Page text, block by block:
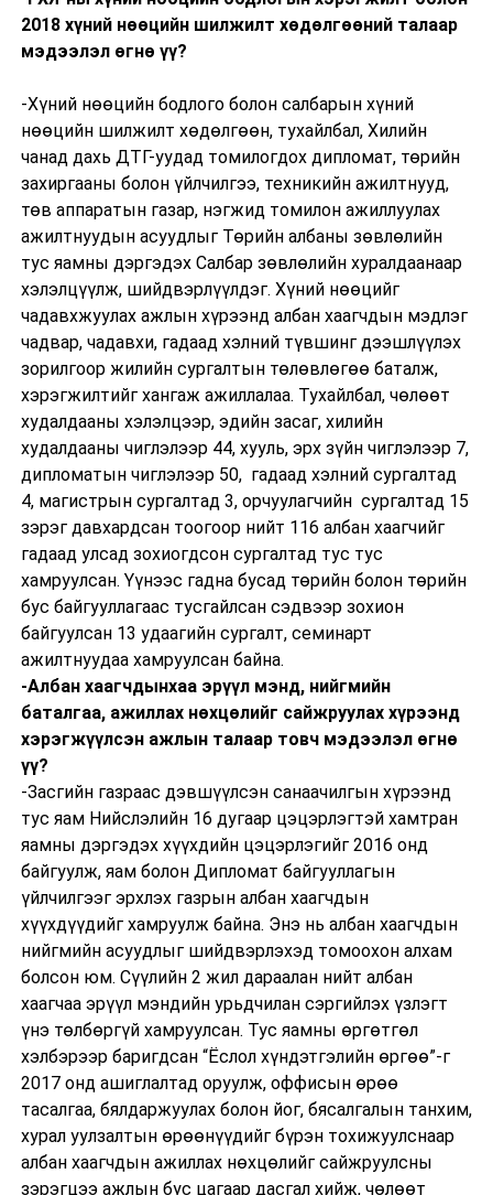
2018 хүний нөөцийн шилжилт хөдөлгөөний талаар
мэдээлэл өгнө үү?
-Хүний нөөцийн бодлого болон салбарын хүний
нөөцийн шилжилт хөдөлгөөн, тухайлбал, Хилийн
чанад дахь ДТГ-уудад томилогдох дипломат, төрийн
захиргааны болон үйлчилгээ, техникийн ажилтнууд,
төв аппаратын газар, нэгжид томилон ажиллуулах
ажилтнуудын асуудлыг Төрийн албаны зөвлөлийн
тус яамны дэргэдэх Салбар зөвлөлийн хуралдаанаар
хэлэлцүүлж, шийдвэрлүүлдэг. Хүний нөөцийг
чадавхжуулах ажлын хүрээнд албан хаагчдын мэдлэг
чадвар, чадавхи, гадаад хэлний түвшинг дээшлүүлэх
зорилгоор жилийн сургалтын төлөвлөгөө баталж,
хэрэгжилтийг хангаж ажиллалаа. Тухайлбал, чөлөөт
худалдааны хэлэлцээр, эдийн засаг, хилийн
худалдааны чиглэлээр 44, хууль, эрх зүйн чиглэлээр 7,
дипломатын чиглэлээр 50, гадаад хэлний сургалтад
4, магистрын сургалтад 3, орчуулагчийн сургалтад 15
зэрэг давхардсан тоогоор нийт 116 албан хаагчийг
гадаад улсад зохиогдсон сургалтад тус тус
хамруулсан. Үүнээс гадна бусад төрийн болон төрийн
бус байгууллагаас тусгайлсан сэдвээр зохион
байгуулсан 13 удаагийн сургалт, семинарт
ажилтнуудаа хамруулсан байна.
-Албан хаагчдынхаа эрүүл мэнд, нийгмийн
баталгаа, ажиллах нөхцөлийг сайжруулах хүрээнд
хэрэгжүүлсэн ажлын талаар товч мэдээлэл өгнө
үү?
-Засгийн газраас дэвшүүлсэн санаачилгын хүрээнд
тус яам Нийслэлийн 16 дугаар цэцэрлэгтэй хамтран
яамны дэргэдэх хүүхдийн цэцэрлэгийг 2016 онд
байгуулж, яам болон Дипломат байгууллагын
үйлчилгээг эрхлэх газрын албан хаагчдын
хүүхдүүдийг хамруулж байна. Энэ нь албан хаагчдын
нийгмийн асуудлыг шийдвэрлэхэд томоохон алхам
болсон юм. Сүүлийн 2 жил дараалан нийт албан
хаагчаа эрүүл мэндийн урьдчилан сэргийлэх үзлэгт
үнэ төлбөргүй хамруулсан. Тус яамны өргөтгөл
хэлбэрээр баригдсан “Ёслол хүндэтгэлийн өргөө”-г
2017 онд ашиглалтад оруулж, оффисын өрөө
тасалгаа, бялдаржуулах болон йог, бясалгалын танхим,
хурал уулзалтын өрөөнүүдийг бүрэн тохижуулснаар
албан хаагчдын ажиллах нөхцөлийг сайжруулсны
зэрэгцээ ажлын бус цагаар дасгал хийж, чөлөөт